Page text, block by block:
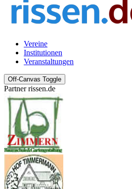
Vereine
Institutionen
Veranstaltungen
Off-Canvas Toggle
Partner rissen.de